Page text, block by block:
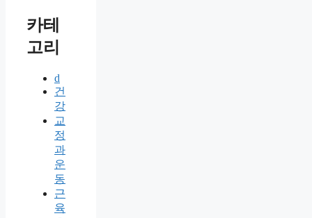
카테
고리
d
건
강
교
정
과
운
동
근
육